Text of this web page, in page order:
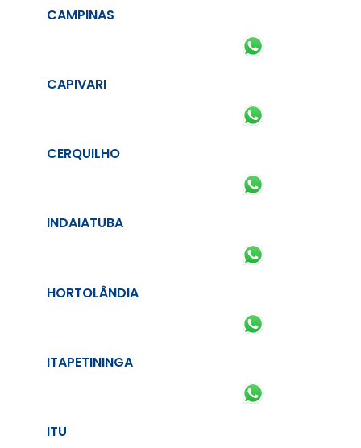
CAMPINAS
CAPIVARI
CERQUILHO
INDAIATUBA
HORTOLÂNDIA
ITAPETININGA
ITU